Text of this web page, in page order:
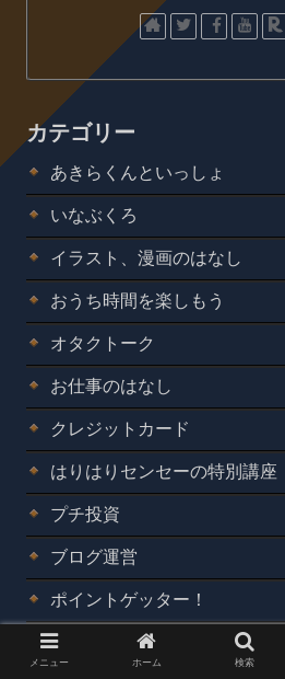
カテゴリー
あきらくんといっしょ
いなぶくろ
イラスト、漫画のはなし
おうち時間を楽しもう
オタクトーク
お仕事のはなし
クレジットカード
はりはりセンセーの特別講座
プチ投資
ブログ運営
ポイントゲッター！
マイホーム売却
メニュー ホーム 検索